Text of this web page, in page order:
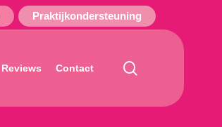
Praktijkondersteuning
Reviews Contact